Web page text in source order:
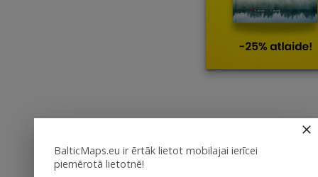
BalticMaps.eu ir ērtāk lietot mobilajai ierīcei
piemērotā lietotnē!